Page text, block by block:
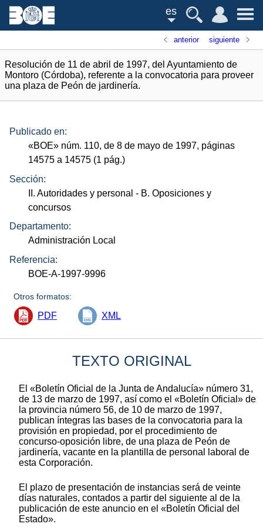
es
anterior siguiente
Resolución de 11 de abril de 1997, del Ayuntamiento de
Montoro (Córdoba), referente a la convocatoria para proveer
una plaza de Peón de jardinería.
Publicado en:
«BOE» núm. 110, de 8 de mayo de 1997, páginas
14575 a 14575 (1 pág.)
Sección:
II. Autoridades y personal - B. Oposiciones y
concursos
Departamento:
Administración Local
Referencia:
BOE-A-1997-9996
Otros formatos:
PDF XML
TEXTO ORIGINAL
El «Boletín Oficial de la Junta de Andalucía» número 31,
de 13 de marzo de 1997, así como el «Boletín Oficial» de
la provincia número 56, de 10 de marzo de 1997,
publican íntegras las bases de la convocatoria para la
provisión en propiedad, por el procedimiento de
concurso-oposición libre, de una plaza de Peón de
jardinería, vacante en la plantilla de personal laboral de
esta Corporación.
El plazo de presentación de instancias será de veinte
días naturales, contados a partir del siguiente al de la
publicación de este anuncio en el «Boletín Oficial del
Estado».